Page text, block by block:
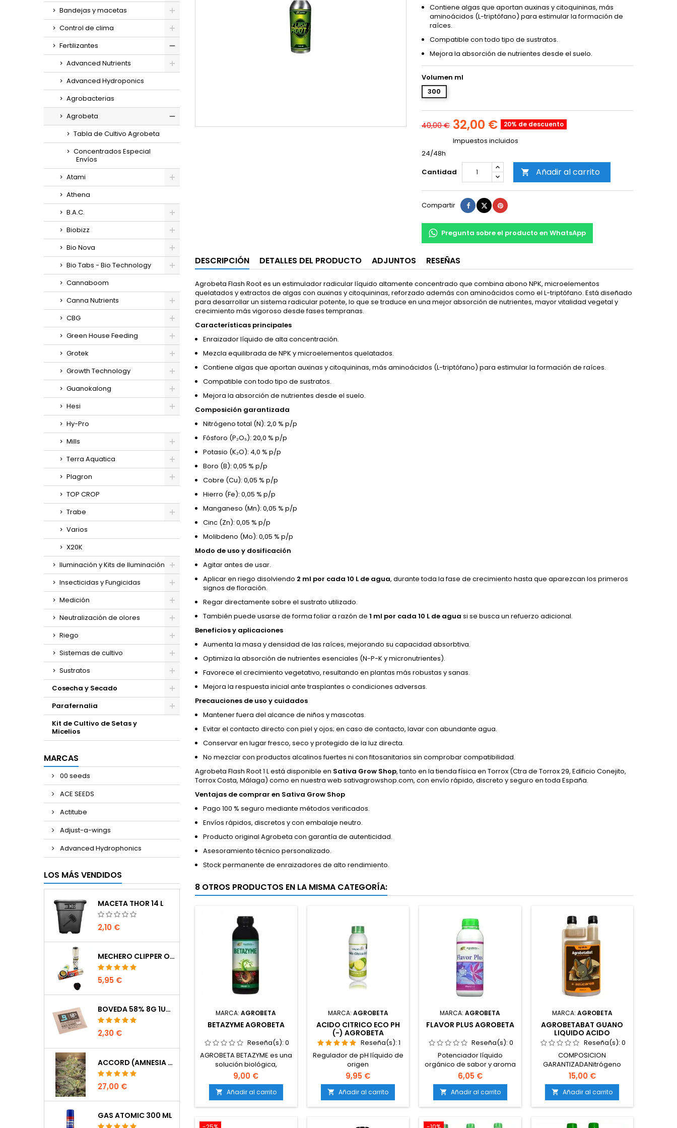
Bandejas y macetas
Control de clima
Fertilizantes
Advanced Nutrients
Advanced Hydroponics
Agrobacterias
Agrobeta
Tabla de Cultivo Agrobeta
Concentrados Especial
Envíos
Atami
Athena
B.A.C.
Biobizz
Bio Nova
Bio Tabs - Bio Technology
Cannaboom
Canna Nutrients
CBG
Green House Feeding
Grotek
Growth Technology
Guanokalong
Hesi
Hy-Pro
Mills
Terra Aquatica
Plagron
TOP CROP
Trabe
Varios
X20K
Iluminación y Kits de Iluminación
Insecticidas y Fungicidas
Medición
Neutralización de olores
Riego
Sistemas de cultivo
Sustratos
Cosecha y Secado
Parafernalia
Kit de Cultivo de Setas y
Micelios
MARCAS
00 seeds
ACE SEEDS
Actitube
Adjust-a-wings
Advanced Hydrophonics
LOS MÁS VENDIDOS
MACETA THOR 14 L
2,10 €
MECHERO CLIPPER OCULTACIÓN
5,95 €
BOVEDA 58% 8G 1UDS
2,30 €
ACCORD (AMNESIA CORDOBESA)
27,00 €
GAS ATOMIC 300 ML
Contiene algas que aportan auxinas y citoquininas, más
aminoácidos (L-triptófano) para estimular la formación de
raíces.
Compatible con todo tipo de sustratos.
Mejora la absorción de nutrientes desde el suelo.
Volumen ml
300
40,00 € 32,00 € 20% de descuento
Impuestos incluidos
24/48h
Cantidad
 Añadir al carrito
Compartir Compartir
TuitearPinterest
Pregunta sobre el producto en WhatsApp
DESCRIPCIÓN DETALLES DEL PRODUCTO ADJUNTOS RESEÑAS
Agrobeta Flash Root es un estimulador radicular líquido altamente concentrado que combina abono NPK, microelementos
quelatados y extractos de algas con auxinas y citoquininas, reforzado además con aminoácidos como el L-triptófano. Está diseñado
para desarrollar un sistema radicular potente, lo que se traduce en una mejor absorción de nutrientes, mayor vitalidad vegetal y
crecimiento más vigoroso desde fases tempranas.
Características principales
Enraizador líquido de alta concentración.
Mezcla equilibrada de NPK y microelementos quelatados.
Contiene algas que aportan auxinas y citoquininas, más aminoácidos (L-triptófano) para estimular la formación de raíces.
Compatible con todo tipo de sustratos.
Mejora la absorción de nutrientes desde el suelo.
Composición garantizada
Nitrógeno total (N): 2,0 % p/p
Fósforo (P₂O₅): 20,0 % p/p
Potasio (K₂O): 4,0 % p/p
Boro (B): 0,05 % p/p
Cobre (Cu): 0,05 % p/p
Hierro (Fe): 0,05 % p/p
Manganeso (Mn): 0,05 % p/p
Cinc (Zn): 0,05 % p/p
Molibdeno (Mo): 0,05 % p/p
Modo de uso y dosificación
Agitar antes de usar.
Aplicar en riego disolviendo 2 ml por cada 10 L de agua, durante toda la fase de crecimiento hasta que aparezcan los primeros
signos de floración.
Regar directamente sobre el sustrato utilizado.
También puede usarse de forma foliar a razón de 1 ml por cada 10 L de agua si se busca un refuerzo adicional.
Beneficios y aplicaciones
Aumenta la masa y densidad de las raíces, mejorando su capacidad absorbtiva.
Optimiza la absorción de nutrientes esenciales (N-P-K y micronutrientes).
Favorece el crecimiento vegetativo, resultando en plantas más robustas y sanas.
Mejora la respuesta inicial ante trasplantes o condiciones adversas.
Precauciones de uso y cuidados
Mantener fuera del alcance de niños y mascotas.
Evitar el contacto directo con piel y ojos; en caso de contacto, lavar con abundante agua.
Conservar en lugar fresco, seco y protegido de la luz directa.
No mezclar con productos alcalinos fuertes ni con fitosanitarios sin comprobar compatibilidad.
Agrobeta Flash Root 1 L está disponible en Sativa Grow Shop, tanto en la tienda física en Torrox (Ctra de Torrox 29, Edificio Conejito,
Torrox Costa, Málaga) como en nuestra web sativagrowshop.com, con envío rápido, discreto y seguro en toda España.
Ventajas de comprar en Sativa Grow Shop
Pago 100 % seguro mediante métodos verificados.
Envíos rápidos, discretos y con embalaje neutro.
Producto original Agrobeta con garantía de autenticidad.
Asesoramiento técnico personalizado.
Stock permanente de enraizadores de alto rendimiento.
8 OTROS PRODUCTOS EN LA MISMA CATEGORÍA:
MARCA:AGROBETA
BETAZYME AGROBETA
Reseña(s):0
AGROBETA BETAZYME es una
solución biológica,
altamente concentrada, de
una mezcla de enzimas,
capaces de transformar las
raíces muertas y el exceso
de sales en nutrientes para
9,00 €
 Añadir al carrito
MARCA: AGROBETA
ACIDO CITRICO ECO PH
(-) AGROBETA
Reseña(s): 1
Regulador de pH líquido de
origen
natural.Especialmente
formulado para bajar el pH
de la solución nutritiva.100 %
apto para agricultura
ecológica.Mejora la
9,95 €
 Añadir al carrito
MARCA:AGROBETA
FLAVOR PLUS AGROBETA
Reseña(s):0
Potenciador líquido
orgánico de sabor y aroma
para floración.Composición
filtrada, sin minerales
añadidos.Elevado
contenido de azúcares
reductores y
6,05 €
 Añadir al carrito
MARCA: AGROBETA
AGROBETABAT GUANO
LIQUIDO ACIDO
AGROBETAReseña(s): 0
COMPOSICION
GARANTIZADANitrógeno
total ......................... 1.00 % p/p
Fósforo (P2O5) total
................. 10.00 % p/p Potasio
(K2O) total .................... 1.00 %
p/p Calcio (CaO)
15,00 €
 Añadir al carrito